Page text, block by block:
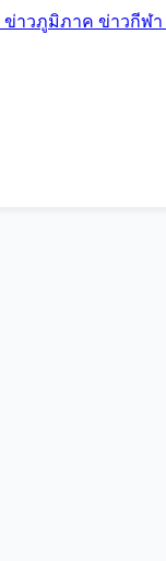
ข่าวภูมิภาค ข่าวกีฬา